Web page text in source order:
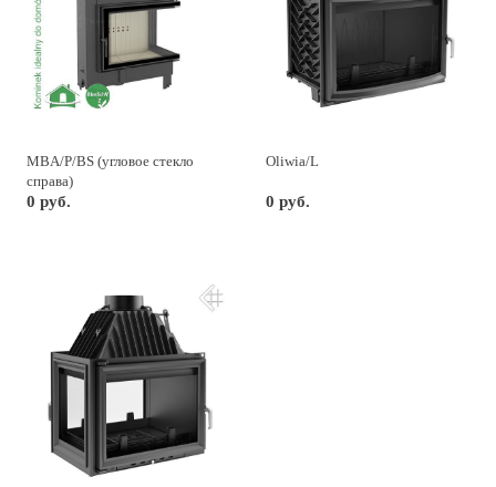
MBA/P/BS (угловое стекло
справа)
0 руб.
Oliwia/L
0 руб.